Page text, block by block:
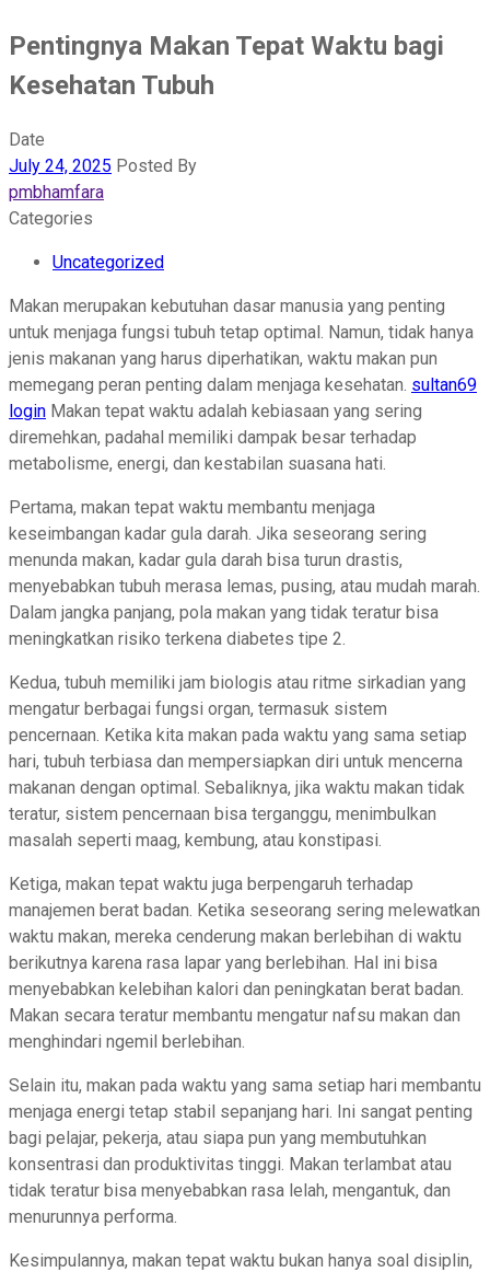
Pentingnya Makan Tepat Waktu bagi
Kesehatan Tubuh
Date
July 24, 2025 Posted By
pmbhamfara
Categories
Uncategorized
Makan merupakan kebutuhan dasar manusia yang penting
untuk menjaga fungsi tubuh tetap optimal. Namun, tidak hanya
jenis makanan yang harus diperhatikan, waktu makan pun
memegang peran penting dalam menjaga kesehatan. sultan69
login Makan tepat waktu adalah kebiasaan yang sering
diremehkan, padahal memiliki dampak besar terhadap
metabolisme, energi, dan kestabilan suasana hati.
Pertama, makan tepat waktu membantu menjaga
keseimbangan kadar gula darah. Jika seseorang sering
menunda makan, kadar gula darah bisa turun drastis,
menyebabkan tubuh merasa lemas, pusing, atau mudah marah.
Dalam jangka panjang, pola makan yang tidak teratur bisa
meningkatkan risiko terkena diabetes tipe 2.
Kedua, tubuh memiliki jam biologis atau ritme sirkadian yang
mengatur berbagai fungsi organ, termasuk sistem
pencernaan. Ketika kita makan pada waktu yang sama setiap
hari, tubuh terbiasa dan mempersiapkan diri untuk mencerna
makanan dengan optimal. Sebaliknya, jika waktu makan tidak
teratur, sistem pencernaan bisa terganggu, menimbulkan
masalah seperti maag, kembung, atau konstipasi.
Ketiga, makan tepat waktu juga berpengaruh terhadap
manajemen berat badan. Ketika seseorang sering melewatkan
waktu makan, mereka cenderung makan berlebihan di waktu
berikutnya karena rasa lapar yang berlebihan. Hal ini bisa
menyebabkan kelebihan kalori dan peningkatan berat badan.
Makan secara teratur membantu mengatur nafsu makan dan
menghindari ngemil berlebihan.
Selain itu, makan pada waktu yang sama setiap hari membantu
menjaga energi tetap stabil sepanjang hari. Ini sangat penting
bagi pelajar, pekerja, atau siapa pun yang membutuhkan
konsentrasi dan produktivitas tinggi. Makan terlambat atau
tidak teratur bisa menyebabkan rasa lelah, mengantuk, dan
menurunnya performa.
Kesimpulannya, makan tepat waktu bukan hanya soal disiplin,